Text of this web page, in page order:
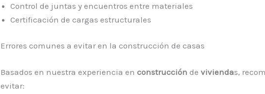
Control de juntas y encuentros entre materiales
Certificación de cargas estructurales
Errores comunes a evitar en la construcción de casas
Basados en nuestra experiencia en construcción de viviendas,
evitar: